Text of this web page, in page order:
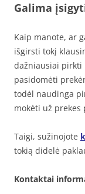
Galima
Kaip manote, ar
išgirsti tokį
dažniausiai pirkti
pasidomėti
todėl naudinga
mokėti už prekes
Taigi, sužinojote
tokią didelė
Kontaktai